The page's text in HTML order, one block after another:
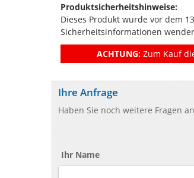
Produktsicherheitshinweise:
Dieses Produkt wurde vor dem
Sicherheitsinformationen
ACHTUNG: Zum Kauf
Ihre Anfrage
Haben Sie noch weitere Fragen
Ihr Name